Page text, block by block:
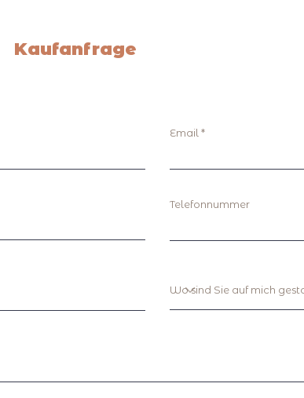
Kaufanfrage
Email
Telefonnummer